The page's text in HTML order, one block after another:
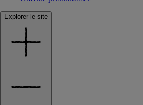
Explorer le site